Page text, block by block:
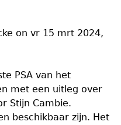
on vr 15 mrt 2024,
PSA van het
met een uitleg over
Stijn Cambie.
beschikbaar zijn. Het